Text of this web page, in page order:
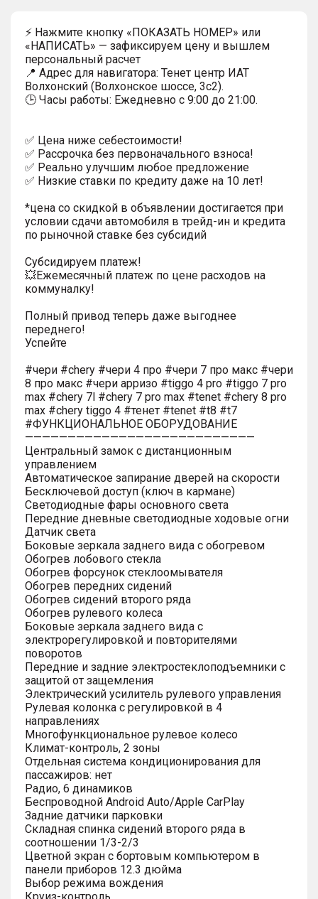
⚡ Нажмите кнопку «ПОКАЗАТЬ НОМЕР» или
«НАПИСАТЬ» — зафиксируем цену и вышлем
персональный расчет
📍 Адрес для навигатора: Тенет центр ИАТ
Волхонский (Волхонское шоссе, 3с2).
🕒 Часы работы: Ежедневно с 9:00 до 21:00.
✅ Цена ниже себестоимости!
✅ Рассрочка без первоначального взноса!
✅ Реально улучшим любое предложение
✅ Низкие ставки по кредиту даже на 10 лет!
*цена со скидкой в объявлении достигается при
условии сдачи автомобиля в трейд-ин и кредита
по рыночной ставке без субсидий
Субсидируем платеж!
💥Ежемесячный платеж по цене расходов на
коммуналку!
Полный привод теперь даже выгоднее
переднего!
Успейте
#чери #chery #чери 4 про #чери 7 про макс #чери
8 про макс #чери арризо #tiggo 4 pro #tiggo 7 pro
max #chery 7l #chery 7 pro max #tenet #chery 8 pro
max #chery tiggo 4 #тенет #tenet #t8 #t7
#ФУНКЦИОНАЛЬНОЕ ОБОРУДОВАНИЕ
———————————————————————————
Центральный замок с дистанционным
управлением
Автоматическое запирание дверей на скорости
Бесключевой доступ (ключ в кармане)
Светодиодные фары основного света
Передние дневные светодиодные ходовые огни
Датчик света
Боковые зеркала заднего вида с обогревом
Обогрев лобового стекла
Обогрев форсунок стеклоомывателя
Обогрев передних сидений
Обогрев сидений второго ряда
Обогрев рулевого колеса
Боковые зеркала заднего вида с
электрорегулировкой и повторителями
поворотов
Передние и задние электростеклоподъемники с
защитой от защемления
Электрический усилитель рулевого управления
Рулевая колонка с регулировкой в 4
направлениях
Многофункциональное рулевое колесо
Климат-контроль, 2 зоны
Отдельная система кондиционирования для
пассажиров: нет
Радио, 6 динамиков
Беспроводной Android Auto/Apple CarPlay
Задние датчики парковки
Складная спинка сидений второго ряда в
соотношении 1/3-2/3
Цветной экран с бортовым компьютером в
панели приборов 12.3 дюйма
Выбор режима вождения
Круиз-контроль